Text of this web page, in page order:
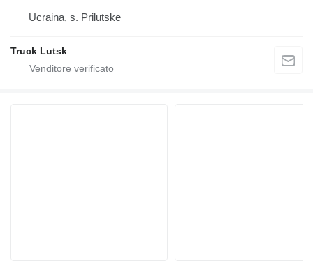
Ucraina, s. Prilutske
Truck Lutsk